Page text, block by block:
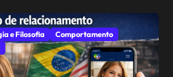
e Filosofia
Comportamento